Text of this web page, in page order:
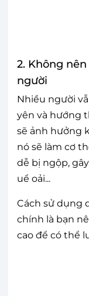
2. Không
người
Nhiều người
yên và hướng
sẽ ảnh hưởng
nó sẽ làm cơ
dễ bị ngộp,
uể oải...
Cách sử dụng
chính là bạn
cao để có thể